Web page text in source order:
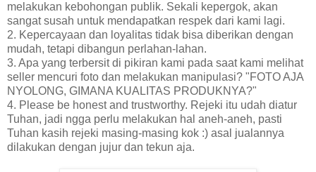
melakukan kebohongan publik. Sekali kepergok, akan
sangat susah untuk mendapatkan respek dari kami lagi.
2. Kepercayaan dan loyalitas tidak bisa diberikan dengan
mudah, tetapi dibangun perlahan-lahan.
3. Apa yang terbersit di pikiran kami pada saat kami melihat
seller mencuri foto dan melakukan manipulasi? "FOTO AJA
NYOLONG, GIMANA KUALITAS PRODUKNYA?"
4. Please be honest and trustworthy. Rejeki itu udah diatur
Tuhan, jadi ngga perlu melakukan hal aneh-aneh, pasti
Tuhan kasih rejeki masing-masing kok :) asal jualannya
dilakukan dengan jujur dan tekun aja.